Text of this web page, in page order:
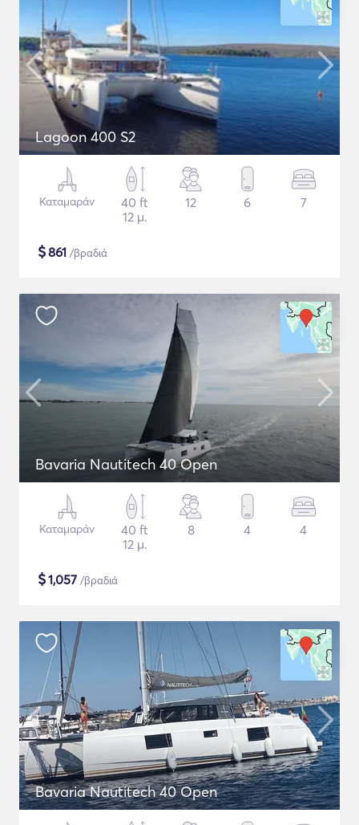
Lagoon 400 S2
Καταμαράν
40 ft
12 μ.
12 6 7
$861 /βραδιά
Bavaria Nautitech 40 Open
Καταμαράν
40 ft
12 μ.
8 4 4
$1,057 /βραδιά
Bavaria Nautitech 40 Open